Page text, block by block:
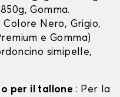
Gomma.
Colore Nero, Grigio,
e Gomma)
simipelle,
per il tallone : Per la